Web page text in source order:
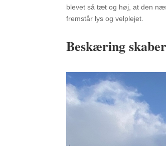
blevet så tæt og høj, at den
fremstår lys og velplejet.
Beskæring